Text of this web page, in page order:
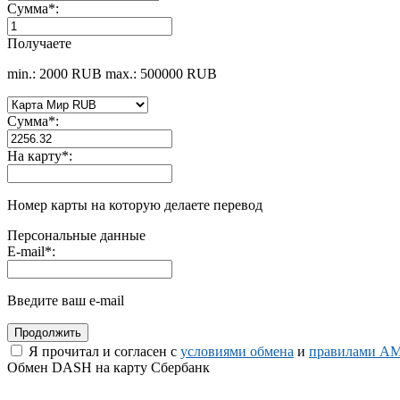
Сумма*:
Получаете
min.: 2000 RUB max.: 500000 RUB
Сумма*:
На карту*:
Номер карты на которую делаете перевод
Персональные данные
E-mail*:
Введите ваш e-mail
Я прочитал и согласен с условиями обмена и правилами
Обмен DASH на карту Сбербанк